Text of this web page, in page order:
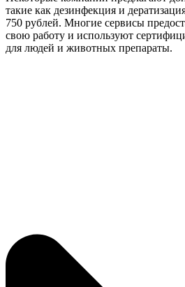
такие как дезинфекция и
750 рублей. Многие сервисы
свою работу и используют
для людей и животных препараты.